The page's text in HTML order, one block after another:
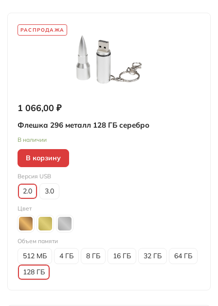
РАСПРОДАЖА
1 066,00 ₽
Флешка 296 металл 128 ГБ серебро
В наличии
В корзину
Версия USB
2.0 3.0
Цвет
Объем памяти
512 МБ 4 ГБ 8 ГБ 16 ГБ 32 ГБ
64 ГБ
128 ГБ